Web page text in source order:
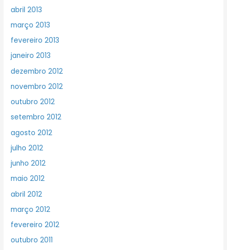
abril 2013
março 2013
fevereiro 2013
janeiro 2013
dezembro 2012
novembro 2012
outubro 2012
setembro 2012
agosto 2012
julho 2012
junho 2012
maio 2012
abril 2012
março 2012
fevereiro 2012
outubro 2011